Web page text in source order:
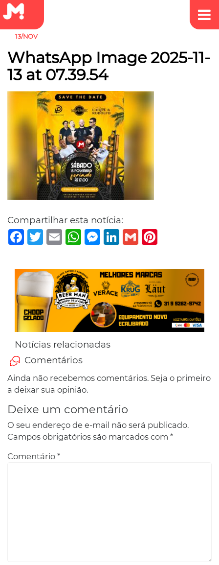
13/NOV
WhatsApp Image 2025-11-
13 at 07.39.54
Compartilhar esta notícia:
Facebook
TwitterEmail WhatsAppMessenger
LinkedIn
Gmail
Notícias relacionadas
Comentários
Ainda não recebemos comentários. Seja o primeiro
a deixar sua opinião.
Deixe um comentário
O seu endereço de e-mail não será publicado.
Campos obrigatórios são marcados com *
Comentário *